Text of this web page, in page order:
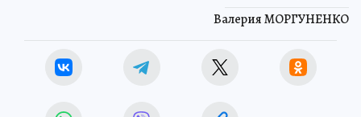
Валерия МОРГУНЕНКО